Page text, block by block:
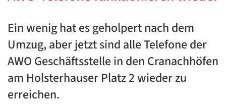
Ein wenig hat es geholpert nach dem
Umzug, aber jetzt sind alle Telefone der
AWO Geschäftsstelle in den Cranachhöfen
am Holsterhauser Platz 2 wieder zu
erreichen.